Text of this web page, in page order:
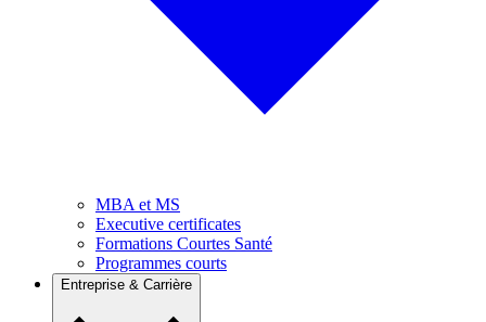
MBA et MS
Executive certificates
Formations Courtes Santé
Programmes courts
Entreprise & Carrière